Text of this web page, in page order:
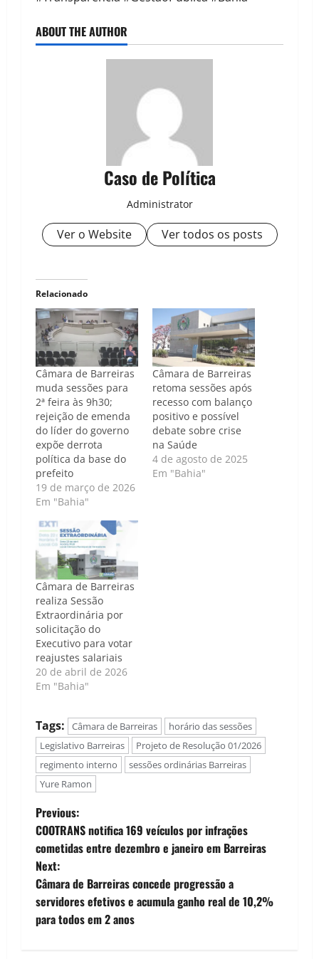
ABOUT THE AUTHOR
Caso de Política
Administrator
Ver o Website Ver todos os posts
Relacionado
Câmara de Barreiras
muda sessões para
2ª feira às 9h30;
rejeição de emenda
do líder do governo
expõe derrota
política da base do
prefeito
19 de março de 2026
Em "Bahia"
Câmara de Barreiras
retoma sessões após
recesso com balanço
positivo e possível
debate sobre crise
na Saúde
4 de agosto de 2025
Em "Bahia"
Câmara de Barreiras
realiza Sessão
Extraordinária por
solicitação do
Executivo para votar
reajustes salariais
20 de abril de 2026
Em "Bahia"
Tags: Câmara de Barreiras
horário das sessões
Legislativo Barreiras
Projeto de Resolução 01/2026
regimento interno
sessões ordinárias Barreiras
Yure Ramon
P
o
s
t
n
Previous:
COOTRANS notifica 169 veículos por infrações
cometidas entre dezembro e janeiro em Barreiras
Next:
Câmara de Barreiras concede progressão a
servidores efetivos e acumula ganho real de 10,2%
para todos em 2 anos